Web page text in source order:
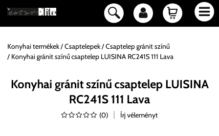
Konyhai termékek Csaptelepek
Csaptelep gránit színű
Konyhai gránit színű csaptelep LUISINA RC241S 111 Lava
Konyhai gránit színű csaptelep LUISINA
RC241S 111 Lava
(0) Írj véleményt